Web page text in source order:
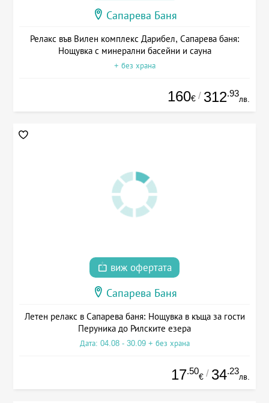
Сапарева Баня
Релакс във Вилен комплекс Дарибел, Сапарева баня:
Нощувка с минерални басейни и сауна
+ без храна
160€ / 312.93
лв.
виж офертата
Сапарева Баня
Летен релакс в Сапарева баня: Нощувка в къща за гости
Перуника до Рилските езера
Дата: 04.08 - 30.09 + без храна
17.50
€ / 34.23
лв.